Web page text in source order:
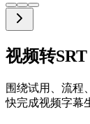
视频转
围绕试用、流程
快完成视频字幕